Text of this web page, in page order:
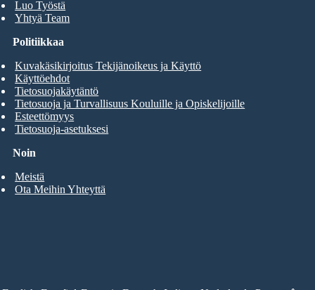
Luo Työstä
Yhtyä Team
Noin
Meistä
Ota Meihin Yhteyttä
Politiikkaa
Kuvakäsikirjoitus Tekijänoikeus ja Käyttö
Käyttöehdot
Tietosuojakäytäntö
Tietosuoja ja Turvallisuus Kouluille ja Opiskelijoille
Esteettömyys
Tietosuoja-asetuksesi